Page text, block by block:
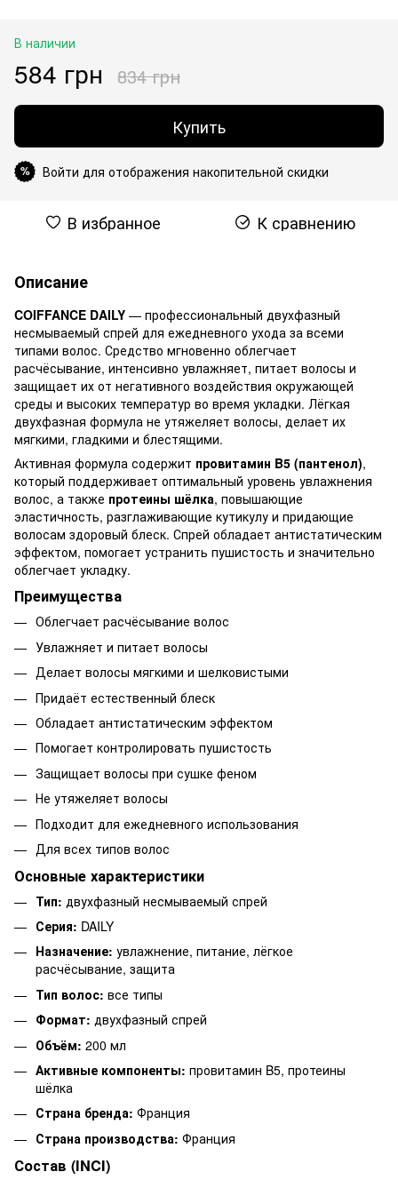
В наличии
584 грн 834 грн
Купить
% Войти для отображения накопительной скидки
В избранное К сравнению
Описание
COIFFANCE DAILY — профессиональный двухфазный
несмываемый спрей для ежедневного ухода за всеми
типами волос. Средство мгновенно облегчает
расчёсывание, интенсивно увлажняет, питает волосы и
защищает их от негативного воздействия окружающей
среды и высоких температур во время укладки. Лёгкая
двухфазная формула не утяжеляет волосы, делает их
мягкими, гладкими и блестящими.
Активная формула содержит провитамин B5 (пантенол),
который поддерживает оптимальный уровень увлажнения
волос, а также протеины шёлка, повышающие
эластичность, разглаживающие кутикулу и придающие
волосам здоровый блеск. Спрей обладает антистатическим
эффектом, помогает устранить пушистость и значительно
облегчает укладку.
Преимущества
Облегчает расчёсывание волос
Увлажняет и питает волосы
Делает волосы мягкими и шелковистыми
Придаёт естественный блеск
Обладает антистатическим эффектом
Помогает контролировать пушистость
Защищает волосы при сушке феном
Не утяжеляет волосы
Подходит для ежедневного использования
Для всех типов волос
Основные характеристики
Тип: двухфазный несмываемый спрей
Серия: DAILY
Назначение: увлажнение, питание, лёгкое
расчёсывание, защита
Тип волос: все типы
Формат: двухфазный спрей
Объём: 200 мл
Активные компоненты: провитамин B5, протеины
шёлка
Страна бренда: Франция
Страна производства: Франция
Состав (INCI)